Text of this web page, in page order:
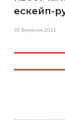
ескейп-
30 Вересня 2021